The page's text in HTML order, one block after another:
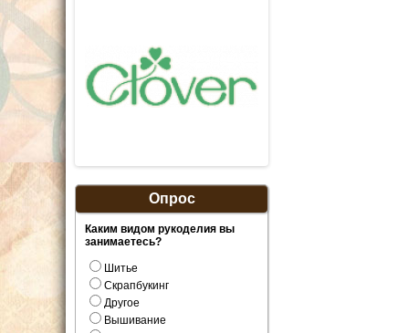
Опрос
Каким видом рукоделия вы
занимаетесь?
Шитье
Скрапбукинг
Другое
Вышивание